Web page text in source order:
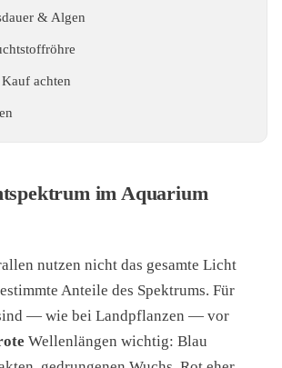
& Algen
achten
im Aquarium
nutzen nicht das gesamte Licht
Anteile des Spektrums. Für
— wie bei Landpflanzen — vor
Wellenlängen wichtig: Blau